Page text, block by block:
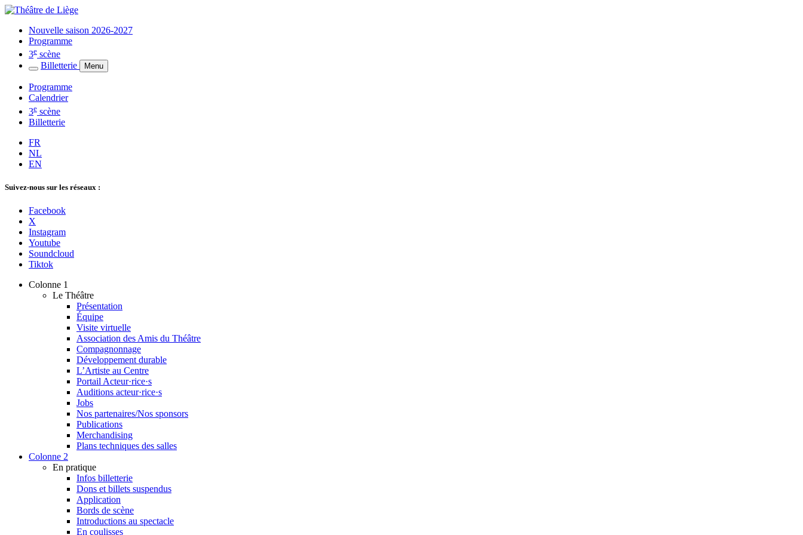
Nouvelle saison 2026-2027
Programme
3e scène
Billetterie
Menu
Programme
Calendrier
3e scène
Billetterie
FR
NL
EN
Suivez-nous sur les réseaux :
Facebook
X
Instagram
Youtube
Soundcloud
Tiktok
Colonne 1
Le Théâtre
Présentation
Équipe
Visite virtuelle
Association des Amis du Théâtre
Compagnonnage
Développement durable
L’Artiste au Centre
Portail Acteur·rice·s
Auditions acteur·rice·s
Jobs
Nos partenaires/Nos sponsors
Publications
Merchandising
Plans techniques des salles
Colonne 2
En pratique
Infos billetterie
Dons et billets suspendus
Application
Bords de scène
Introductions au spectacle
En coulisses